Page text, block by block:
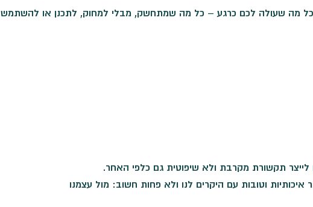
כל מה שעולה לכם כרגע – כל מה שמתחשק, מבלי למחוק, לתכנן או להשתמש
תקשורת מקרבת ולא שיפוטית גם כלפי האחר.
וטובות עם היקרים לנו ולא פחות חשוב: מול עצמנו